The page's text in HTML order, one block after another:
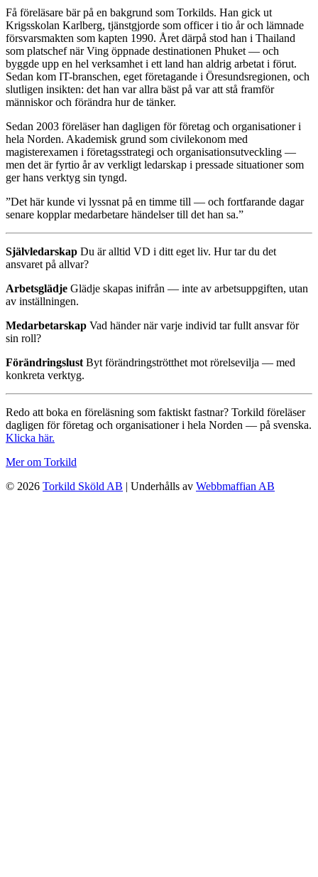
Få föreläsare bär på en bakgrund som Torkilds. Han gick ut
Krigsskolan Karlberg, tjänstgjorde som officer i tio år och lämnade
försvarsmakten som kapten 1990. Året därpå stod han i Thailand
som platschef när Ving öppnade destinationen Phuket — och
byggde upp en hel verksamhet i ett land han aldrig arbetat i förut.
Sedan kom IT-branschen, eget företagande i Öresundsregionen, och
slutligen insikten: det han var allra bäst på var att stå framför
människor och förändra hur de tänker.
Sedan 2003 föreläser han dagligen för företag och organisationer i
hela Norden. Akademisk grund som civilekonom med
magisterexamen i företagsstrategi och organisationsutveckling —
men det är fyrtio år av verkligt ledarskap i pressade situationer som
ger hans verktyg sin tyngd.
”Det här kunde vi lyssnat på en timme till — och fortfarande dagar
senare kopplar medarbetare händelser till det han sa.”
Självledarskap Du är alltid VD i ditt eget liv. Hur tar du det
ansvaret på allvar?
Arbetsglädje Glädje skapas inifrån — inte av arbetsuppgiften, utan
av inställningen.
Medarbetarskap Vad händer när varje individ tar fullt ansvar för
sin roll?
Förändringslust Byt förändringströtthet mot rörelsevilja — med
konkreta verktyg.
Redo att boka en föreläsning som faktiskt fastnar? Torkild föreläser
dagligen för företag och organisationer i hela Norden — på svenska.
Klicka här.
Mer om Torkild
© 2026 Torkild Sköld AB | Underhålls av Webbmaffian AB